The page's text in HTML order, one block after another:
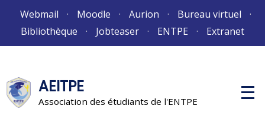
Webmail Moodle Aurion
Bureau virtuel
Bibliothèque
Jobteaser ENTPE Extranet
AEITPE
Association des étudiants de l'ENTPE
M
e